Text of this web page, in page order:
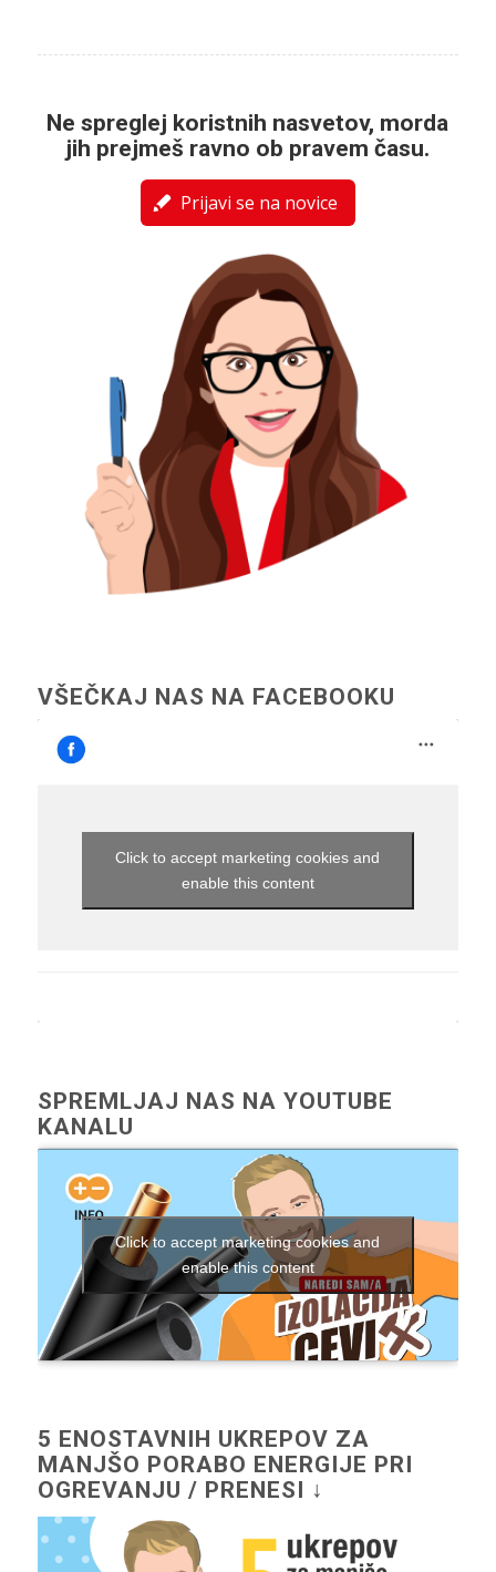
Ne spreglej koristnih nasvetov, morda
jih prejmeš ravno ob pravem času.
Prijavi se na novice
VŠEČKAJ NAS NA FACEBOOKU
Click to accept marketing cookies and
enable this content
SPREMLJAJ NAS NA YOUTUBE
KANALU
Click to accept marketing cookies and
enable this content
5 ENOSTAVNIH UKREPOV ZA
MANJŠO PORABO ENERGIJE PRI
OGREVANJU / PRENESI ↓